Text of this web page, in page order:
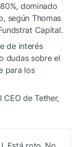
dominado
según Thomas
Capital.
de interés
dudas sobre el
para los
de Tether,